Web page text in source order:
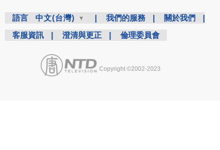
語言 中文(台灣) 我們的服務 關於我們
客服資訊 澄清與更正 倫理委員會
Copyright ©2002-2023